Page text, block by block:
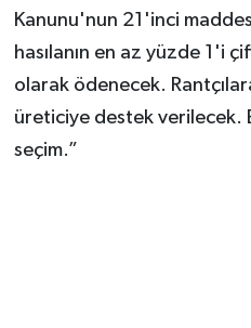
Kanunu'nun 21'inci
hasılanın en az yüzde 1'i
olarak ödenecek.
üreticiye destek verilecek.
seçim.”